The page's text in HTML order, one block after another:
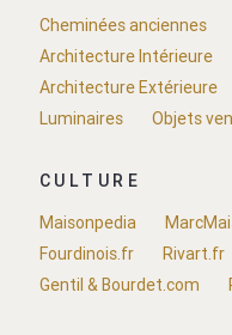
Cheminées anciennes
Architecture Intérieure
Architecture Extérieure
Luminaires
Objets
CULTURE
Maisonpedia
Fourdinois.fr
Rivart.fr
Gentil & Bourdet.com